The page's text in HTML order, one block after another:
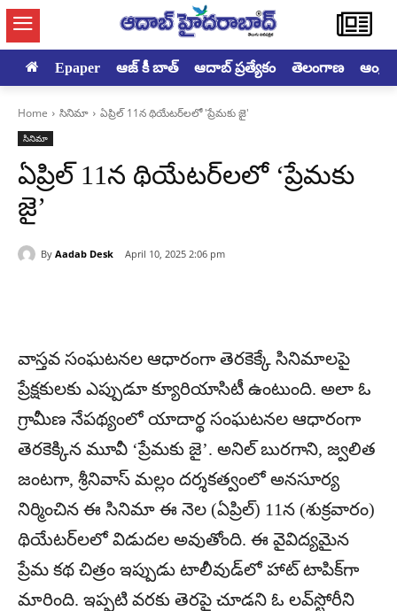
Epaper ఆజ్ కీ బాత్ ఆదాబ్ ప్రత్యేకం తెలంగాణ
Home సినిమా ఏప్రిల్ 11న థియేట‌ర్‌ల‌లో 'ప్రేమకు జై'
సినిమా
ఏప్రిల్ 11న థియేట‌ర్‌ల‌లో ‘ప్రేమకు
జై’
By Aadab Desk April 10, 2025 2:06 pm
వాస్తవ సంఘటనల ఆధారంగా తెరకెక్కే సినిమాలపై
ప్రేక్షకులకు ఎప్పుడూ క్యూరియాసిటీ ఉంటుంది. అలా ఓ
గ్రామీణ నేపథ్యంలో యాదార్థ సంఘటనల ఆధారంగా
తెర‌కెక్కిన మూవీ ‘ప్రేమ‌కు జై’. అనిల్ బురగాని, జ్వలిత
జంటగా, శ్రీనివాస్ మల్లం దర్శకత్వంలో అనసూర్య
నిర్మించిన ఈ సినిమా ఈ నెల (ఏప్రిల్) 11న (శుక్ర‌వారం)
థియేట‌ర్‌ల‌లో విడుద‌ల అవుతోంది. ఈ వైవిద్యమైన
ప్రేమ కథ చిత్రం ఇప్పుడు టాలీవుడ్‌లో హాట్ టాపిక్‌గా
మారింది. ఇప్ప‌టి వ‌ర‌కు తెర‌పై చూడ‌ని ఓ ల‌వ్‌స్టోరీని